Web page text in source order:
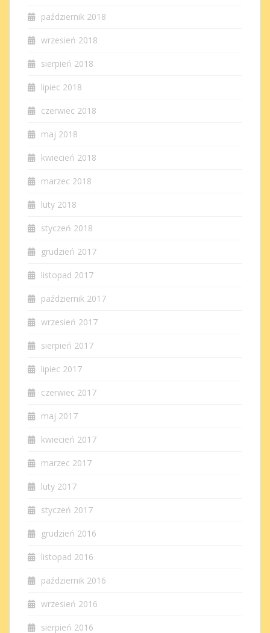
październik 2018
wrzesień 2018
sierpień 2018
lipiec 2018
czerwiec 2018
maj 2018
kwiecień 2018
marzec 2018
luty 2018
styczeń 2018
grudzień 2017
listopad 2017
październik 2017
wrzesień 2017
sierpień 2017
lipiec 2017
czerwiec 2017
maj 2017
kwiecień 2017
marzec 2017
luty 2017
styczeń 2017
grudzień 2016
listopad 2016
październik 2016
wrzesień 2016
sierpień 2016